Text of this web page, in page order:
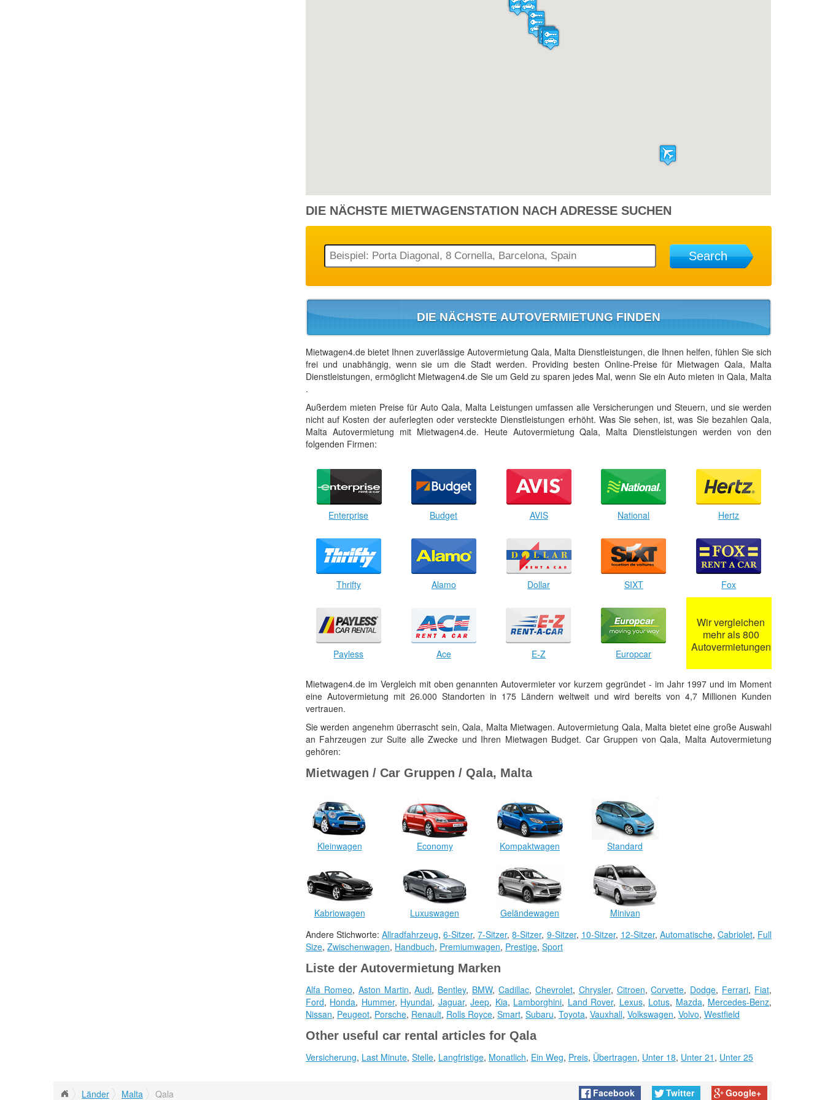
Peugeot 107
Peugeot 107
DIE NÄCHSTE MIETWAGENSTATION NACH ADRESSE SUCHEN
Search
DIE NÄCHSTE AUTOVERMIETUNG FINDEN
Mietwagen4.de bietet Ihnen zuverlässige Autovermietung Qala, Malta Dienstleistungen, die Ihnen helfen, fühlen Sie sich
frei und unabhängig, wenn sie um die Stadt werden. Providing besten Online-Preise für Mietwagen Qala, Malta
Dienstleistungen, ermöglicht Mietwagen4.de Sie um Geld zu sparen jedes Mal, wenn Sie ein Auto mieten in Qala, Malta
.
Außerdem mieten Preise für Auto Qala, Malta Leistungen umfassen alle Versicherungen und Steuern, und sie werden
nicht auf Kosten der auferlegten oder versteckte Dienstleistungen erhöht. Was Sie sehen, ist, was Sie bezahlen Qala,
Malta Autovermietung mit Mietwagen4.de. Heute Autovermietung Qala, Malta Dienstleistungen werden von den
folgenden Firmen:
Enterprise Budget AVIS National Hertz
Thrifty Alamo Dollar SIXT Fox
Payless Ace E-Z Europcar
Wir vergleichen
mehr als 800
Autovermietungen
Mietwagen4.de im Vergleich mit oben genannten Autovermieter vor kurzem gegründet - im Jahr 1997 und im Moment
eine Autovermietung mit 26.000 Standorten in 175 Ländern weltweit und wird bereits von 4,7 Millionen Kunden
vertrauen.
Sie werden angenehm überrascht sein, Qala, Malta Mietwagen. Autovermietung Qala, Malta bietet eine große Auswahl
an Fahrzeugen zur Suite alle Zwecke und Ihren Mietwagen Budget. Car Gruppen von Qala, Malta Autovermietung
gehören:
Mietwagen / Car Gruppen / Qala, Malta
Kleinwagen Economy Kompaktwagen Standard
Kabriowagen Luxuswagen Geländewagen
Minivan
Andere Stichworte:Allradfahrzeug,6-Sitzer,7-Sitzer,8-Sitzer, 9-Sitzer, 10-Sitzer, 12-Sitzer, Automatische, Cabriolet, Full
Size, Zwischenwagen, Handbuch, Premiumwagen, Prestige, Sport
Liste der Autovermietung Marken
Alfa Romeo, Aston Martin,Audi, Bentley, BMW,Cadillac, Chevrolet, Chrysler, Citroen,Corvette, Dodge, Ferrari, Fiat,
Ford, Honda, Hummer, Hyundai, Jaguar,Jeep, Kia, Lamborghini, Land Rover, Lexus, Lotus, Mazda, Mercedes-Benz,
Nissan, Peugeot, Porsche, Renault, Rolls Royce, Smart, Subaru, Toyota, Vauxhall, Volkswagen, Volvo, Westfield
Other useful car rental articles for Qala
Versicherung, Last Minute, Stelle, Langfristige, Monatlich, Ein Weg, Preis, Übertragen, Unter 18, Unter 21 , Unter 25
Länder Malta Qala Facebook Twitter Google+